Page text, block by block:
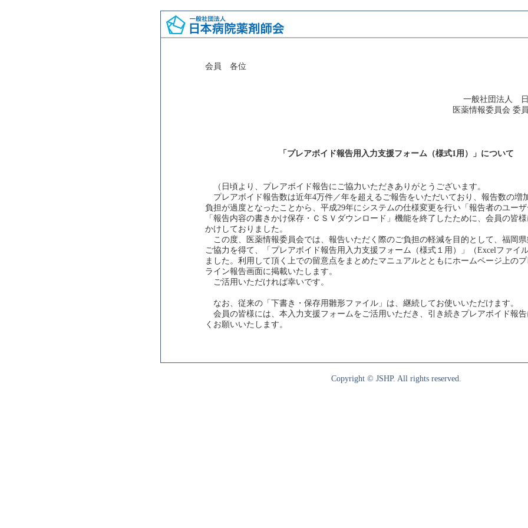
会員 各位
一般社団法人
医薬情報委員会
「プレアボイド報告用入力支援フォーム（様式1用）」について
（日頃より、プレアボイド報告にご協力いただきありがとうございます。
プレアボイド報告数は近年4万件／年を超えるご報告をいただいており、報告数の増
負担が過度となったことから、平成29年にシステムの仕様変更を行い「報告者のユー
「報告内容の書きかけ保存・ＣＳＶダウンロード」機能を終了したために、会員の皆
かけしておりました。
この度、医薬情報委員会では、報告いただく際のご負担の軽減を目的として、福岡
ご協力を得て、「プレアボイド報告用入力支援フォーム（様式１用）」（Excelファイ
ました。利用して頂く上での留意点をまとめたマニュアルとともにホームページ上の
ライン報告画面に掲載いたします。
ご活用いただければ幸いです。
なお、従来の「下書き・保存用雛形ファイル」は、継続してお使いいただけます。
会員の皆様には、本入力支援フォームをご活用いただき、引き続きプレアボイド報告
くお願いいたします。
Copyright © JSHP. All rights reserved.